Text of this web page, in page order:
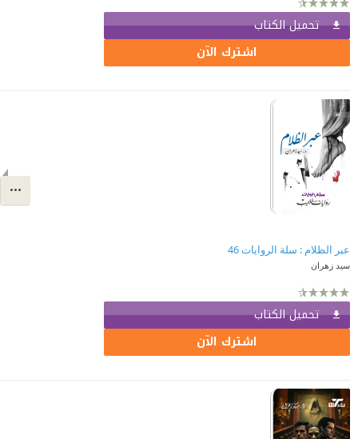
تحميل الكتاب
اشترك الآن
عبر الظلام : سلة الروايات 46
سيد زهران
تحميل الكتاب
اشترك الآن